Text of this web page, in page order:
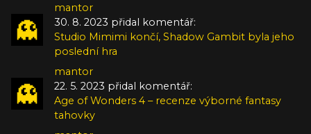
mantor
30. 8. 2023 přidal komentář:
Studio Mimimi končí, Shadow Gambit byla jeho
poslední hra
mantor
22. 5. 2023 přidal komentář:
Age of Wonders 4 – recenze výborné fantasy
tahovky